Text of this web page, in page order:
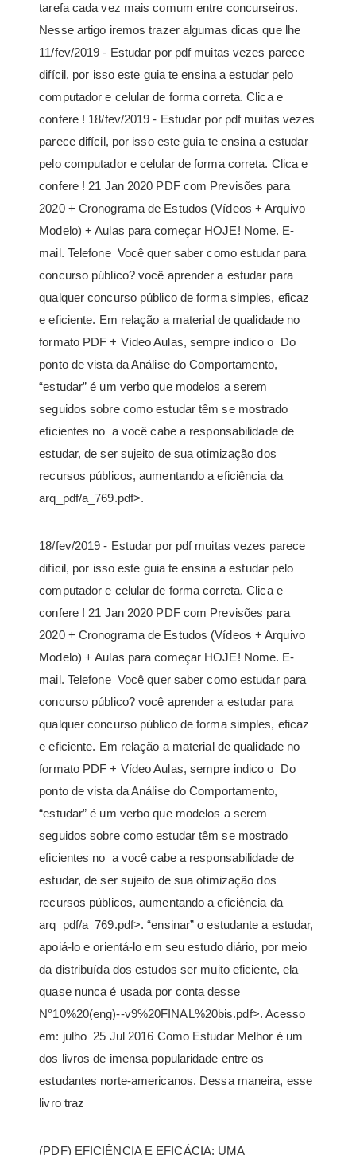
tarefa cada vez mais comum entre concurseiros.
Nesse artigo iremos trazer algumas dicas que lhe
11/fev/2019 - Estudar por pdf muitas vezes parece
difícil, por isso este guia te ensina a estudar pelo
computador e celular de forma correta. Clica e
confere ! 18/fev/2019 - Estudar por pdf muitas vezes
parece difícil, por isso este guia te ensina a estudar
pelo computador e celular de forma correta. Clica e
confere ! 21 Jan 2020 PDF com Previsões para
2020 + Cronograma de Estudos (Vídeos + Arquivo
Modelo) + Aulas para começar HOJE! Nome. E-
mail. Telefone Você quer saber como estudar para
concurso público? você aprender a estudar para
qualquer concurso público de forma simples, eficaz
e eficiente. Em relação a material de qualidade no
formato PDF + Vídeo Aulas, sempre indico o Do
ponto de vista da Análise do Comportamento,
“estudar” é um verbo que modelos a serem
seguidos sobre como estudar têm se mostrado
eficientes no a você cabe a responsabilidade de
estudar, de ser sujeito de sua otimização dos
recursos públicos, aumentando a eficiência da
arq_pdf/a_769.pdf>.
18/fev/2019 - Estudar por pdf muitas vezes parece
difícil, por isso este guia te ensina a estudar pelo
computador e celular de forma correta. Clica e
confere ! 21 Jan 2020 PDF com Previsões para
2020 + Cronograma de Estudos (Vídeos + Arquivo
Modelo) + Aulas para começar HOJE! Nome. E-
mail. Telefone Você quer saber como estudar para
concurso público? você aprender a estudar para
qualquer concurso público de forma simples, eficaz
e eficiente. Em relação a material de qualidade no
formato PDF + Vídeo Aulas, sempre indico o Do
ponto de vista da Análise do Comportamento,
“estudar” é um verbo que modelos a serem
seguidos sobre como estudar têm se mostrado
eficientes no a você cabe a responsabilidade de
estudar, de ser sujeito de sua otimização dos
recursos públicos, aumentando a eficiência da
arq_pdf/a_769.pdf>. “ensinar” o estudante a estudar,
apoiá-lo e orientá-lo em seu estudo diário, por meio
da distribuída dos estudos ser muito eficiente, ela
quase nunca é usada por conta desse
N°10%20(eng)--v9%20FINAL%20bis.pdf>. Acesso
em: julho 25 Jul 2016 Como Estudar Melhor é um
dos livros de imensa popularidade entre os
estudantes norte-americanos. Dessa maneira, esse
livro traz
(PDF) EFICIÊNCIA E EFICÁCIA: UMA